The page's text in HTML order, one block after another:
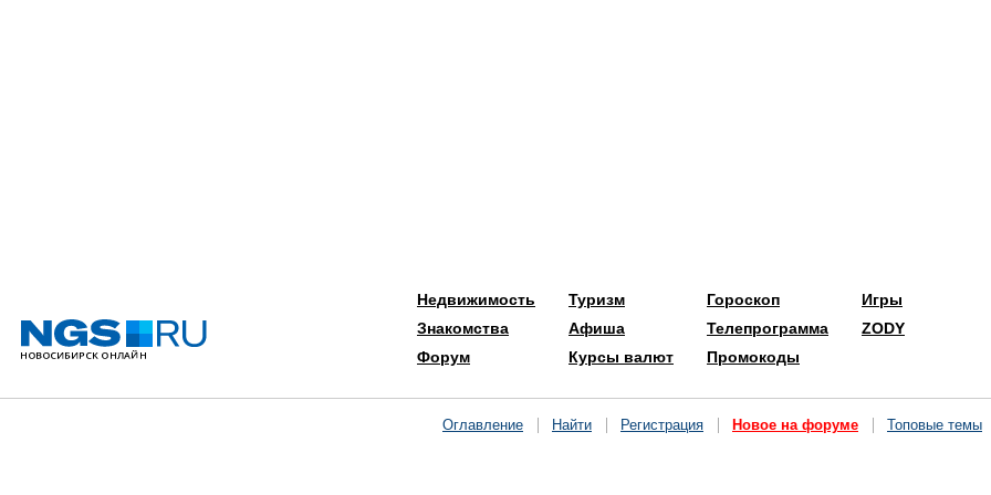
Недвижимость
Знакомства
Форум
Туризм
Афиша
Курсы валют
Гороскоп
Телепрограмма
Промокоды
Игры
ZODY
Оглавление Найти Регистрация Новое на форуме Топовые темы